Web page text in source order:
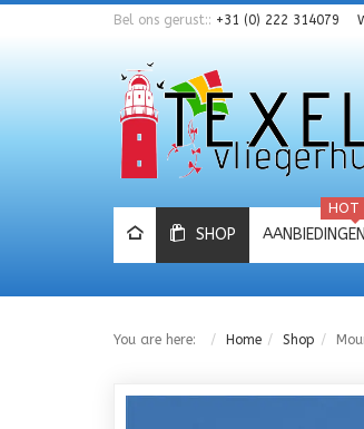
Bel ons gerust:: +31 (0) 222 314079
SHOP AANBIEDINGEN
HOT
You are here: Home Shop